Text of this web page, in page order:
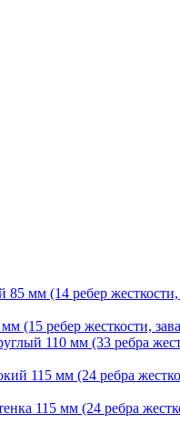
мм (14 ребер жесткости,
(15 ребер жесткости,
110 мм (33 ребра
115 мм (24 ребра
115 мм (24 ребра